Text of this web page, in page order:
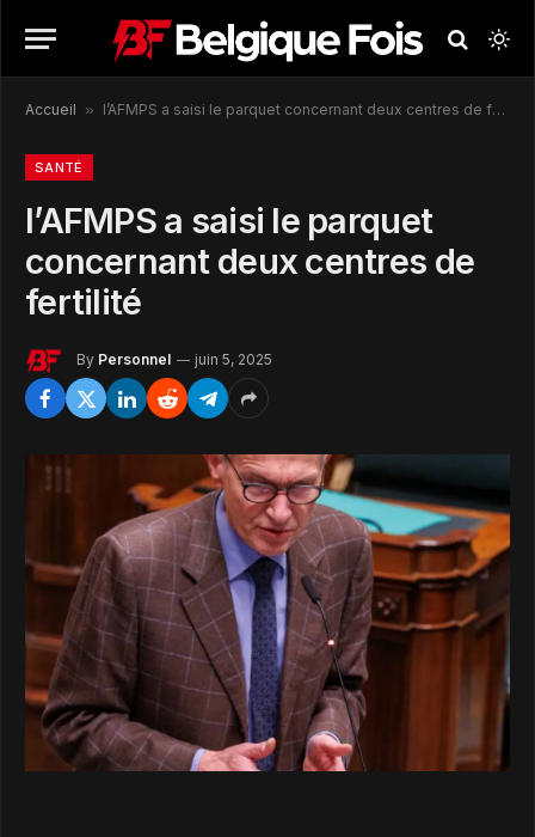
Accueil » l’AFMPS a saisi le parquet concernant deux centres de fertilité
SANTÉ
l’AFMPS a saisi le parquet
concernant deux centres de
fertilité
By Personnel juin 5, 2025